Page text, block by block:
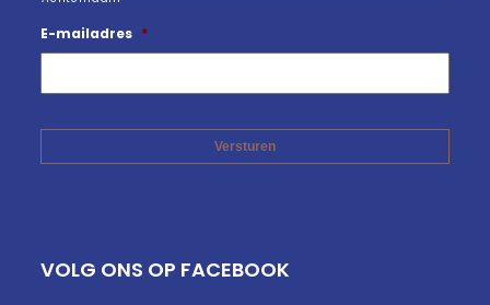
E-mailadres *
VOLG ONS OP FACEBOOK